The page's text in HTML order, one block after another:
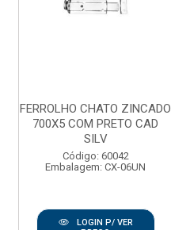
FERROLHO CHATO ZINCADO
700X5 COM PRETO CAD
SILV
Código: 60042
Embalagem: CX-06UN
LOGIN P/ VER